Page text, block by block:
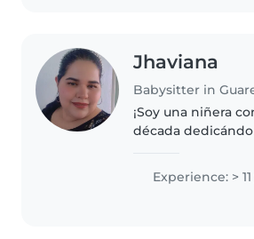
Jhaviana
Babysitter in
¡Soy una niñera
década
niños desde
preescolares, con
creativas, música
Experience: >